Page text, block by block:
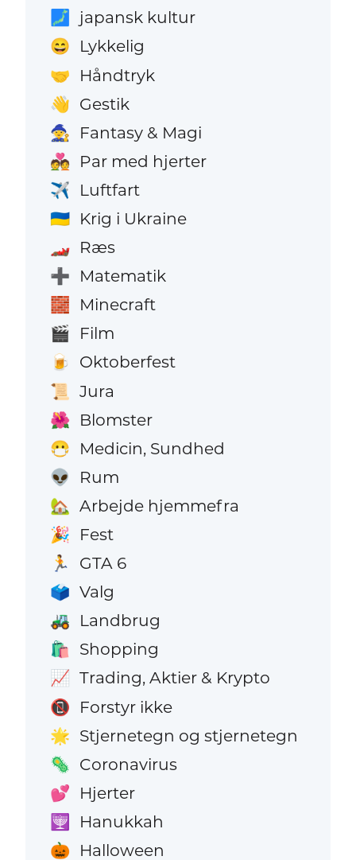
🗾 japansk kultur
😄 Lykkelig
🤝 Håndtryk
👋 Gestik
🧙 Fantasy & Magi
💑 Par med hjerter
✈️ Luftfart
🇺🇦 Krig i Ukraine
🏎️ Ræs
➕ Matematik
🧱 Minecraft
🎬 Film
🍺 Oktoberfest
📜 Jura
🌺 Blomster
😷 Medicin, Sundhed
👽 Rum
🏡 Arbejde hjemmefra
🎉 Fest
🏃 GTA 6
🗳️ Valg
🚜 Landbrug
🛍️ Shopping
📈 Trading, Aktier & Krypto
📵 Forstyr ikke
🌟 Stjernetegn og stjernetegn
🦠 Coronavirus
💕 Hjerter
🕎 Hanukkah
🎃 Halloween